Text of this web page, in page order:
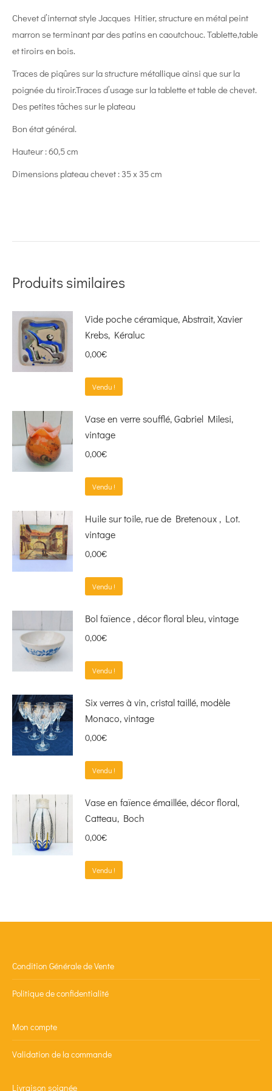
Chevet d’internat style Jacques Hitier, structure en métal peint
marron se terminant par des patins en caoutchouc. Tablette,table
et tiroirs en bois.
Traces de piqûres sur la structure métallique ainsi que sur la
poignée du tiroir.Traces d’usage sur la tablette et table de chevet.
Des petites tâches sur le plateau
Bon état général.
Hauteur : 60,5 cm
Dimensions plateau chevet : 35 x 35 cm
Produits similaires
Vide poche céramique, Abstrait, Xavier
Krebs, Kéraluc
0,00€
Vendu !
Vase en verre soufflé, Gabriel Milesi,
vintage
0,00€
Vendu !
Huile sur toile, rue de Bretenoux , Lot.
vintage
0,00€
Vendu !
Bol faïence , décor floral bleu, vintage
0,00€
Vendu !
Six verres à vin, cristal taillé, modèle
Monaco, vintage
0,00€
Vendu !
Vase en faïence émaillée, décor floral,
Catteau, Boch
0,00€
Vendu !
Condition Générale de Vente
Politique de confidentialité
Mon compte
Validation de la commande
Livraison soignée